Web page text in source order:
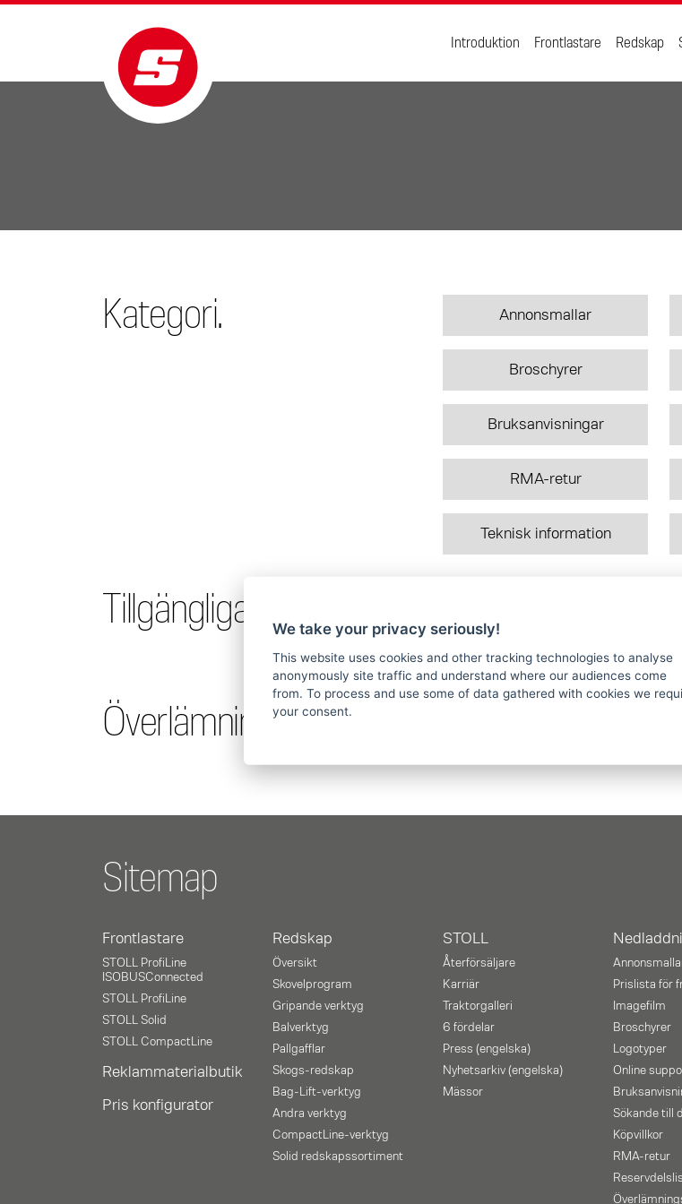
Introduktion Frontlastare Redskap
Kategori. Annonsmallar
Broschyrer
Bruksanvisningar
RMA-retur
Teknisk information
Tillgängliga språk. DE
Överlämningsdeklaration.
Sitemap
Frontlastare
STOLL ProfiLine
ISOBUSConnected
STOLL ProfiLine
STOLL Solid
STOLL CompactLine
Reklammaterialbutik
Pris konfigurator
Redskap
Översikt
Skovelprogram
Gripande verktyg
Balverktyg
Pallgafflar
Skogs-redskap
Bag-Lift-verktyg
Andra verktyg
CompactLine-verktyg
Solid redskapssortiment
STOLL
Återförsäljare
Karriär
Traktorgalleri
6 fördelar
Press (engelska)
Nyhetsarkiv (engelska)
Mässor
Prislista för
Imagefilm
Broschyrer
Logotyper
Online
Sökande till
Köpvillkor
RMA-retur
We take your privacy seriously!
This website uses cookies and other tracking technologies to analyse
anonymously site traffic and understand where our audiences come
from. To process and use some of data gathered with cookies we
your consent.